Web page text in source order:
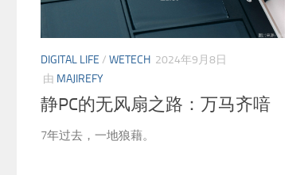
DIGITAL LIFE / WETECH 2024年9月8日
由 MAJIREFY
静PC的无风扇之路：万马齐喑
7年过去，一地狼藉。